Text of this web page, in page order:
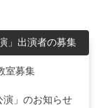
」出演者の募集
室募集
」のお知らせ